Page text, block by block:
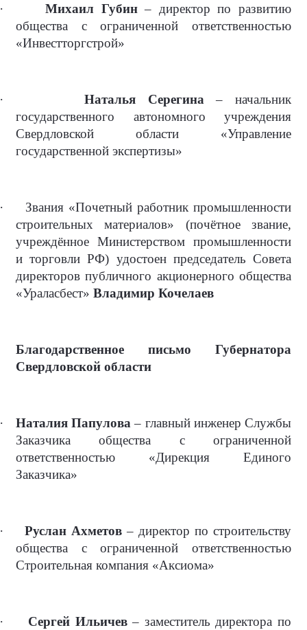
· Михаил Губин– директор по развитию
общества с ограниченной ответственностью
«Инвестторгстрой»
· Наталья Серегина – начальник
государственного автономного учреждения
Свердловской области «Управление
государственной экспертизы»
·
Звания «Почетный работник промышленности
строительных материалов» (почётное звание,
учреждённое Министерством промышленности
и торговли РФ) удостоен председатель Совета
директоров публичного акционерного общества
«Ураласбест» Владимир Кочелаев
Благодарственное письмо Губернатора
Свердловской области
· Наталия Папулова – главный инженер Службы
Заказчика общества с ограниченной
ответственностью «Дирекция Единого
Заказчика»
· Руслан Ахметов – директор по строительству
общества с ограниченной ответственностью
Строительная компания «Аксиома»
· Сергей Ильичев– заместитель директора по